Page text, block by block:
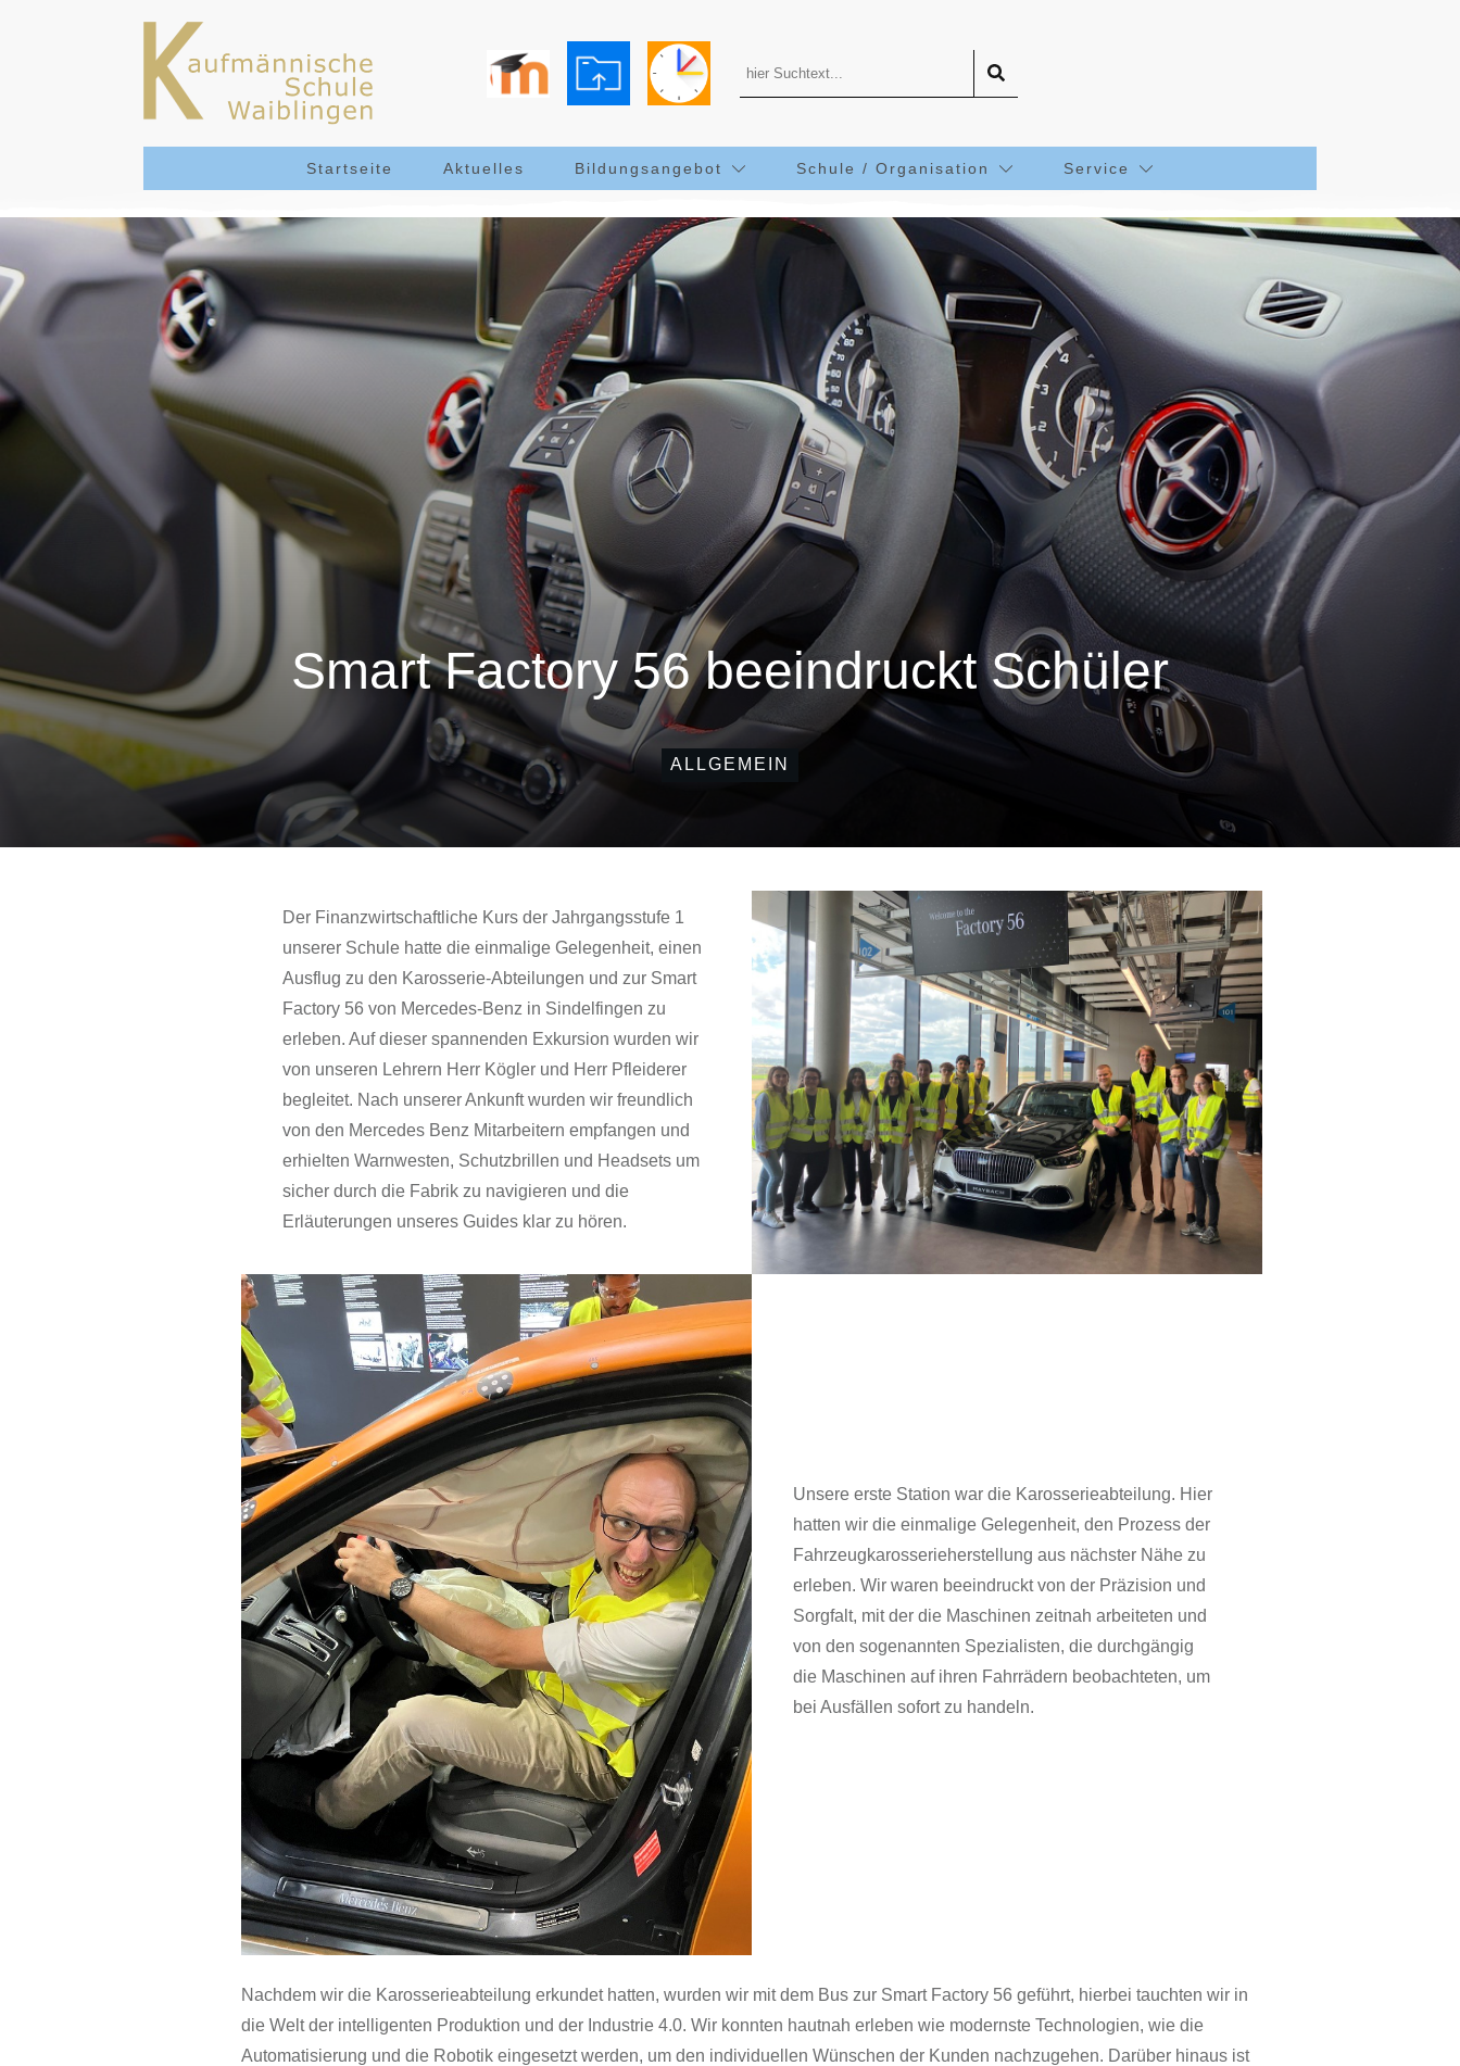
Startseite Aktuelles Bildungsangebot Schule / Organisation Service
Smart Factory 56 beeindruckt Schüler
ALLGEMEIN
Der Finanzwirtschaftliche Kurs der Jahrgangsstufe 1
unserer Schule hatte die einmalige Gelegenheit, einen
Ausflug zu den Karosserie-Abteilungen und zur Smart
Factory 56 von Mercedes-Benz in Sindelfingen zu
erleben. Auf dieser spannenden Exkursion wurden wir
von unseren Lehrern Herr Kögler und Herr Pfleiderer
begleitet. Nach unserer Ankunft wurden wir freundlich
von den Mercedes Benz Mitarbeitern empfangen und
erhielten Warnwesten, Schutzbrillen und Headsets um
sicher durch die Fabrik zu navigieren und die
Erläuterungen unseres Guides klar zu hören.
Unsere erste Station war die Karosserieabteilung. Hier
hatten wir die einmalige Gelegenheit, den Prozess der
Fahrzeugkarosserieherstellung aus nächster Nähe zu
erleben. Wir waren beeindruckt von der Präzision und
Sorgfalt, mit der die Maschinen zeitnah arbeiteten und
von den sogenannten Spezialisten, die durchgängig
die Maschinen auf ihren Fahrrädern beobachteten, um
bei Ausfällen sofort zu handeln.
Nachdem wir die Karosserieabteilung erkundet hatten, wurden wir mit dem Bus zur Smart Factory 56 geführt, hierbei tauchten wir in
die Welt der intelligenten Produktion und der Industrie 4.0. Wir konnten hautnah erleben wie modernste Technologien, wie die
Automatisierung und die Robotik eingesetzt werden, um den individuellen Wünschen der Kunden nachzugehen. Darüber hinaus ist